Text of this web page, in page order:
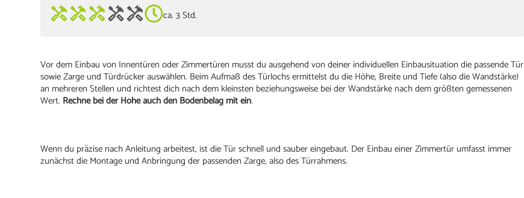
ca. 3 Std.
Vor dem Einbau von Innentüren oder Zimmertüren musst du ausgehend von deiner individuellen Einbausituation die passende Tür
sowie Zarge und Türdrücker auswählen. Beim Aufmaß des Türlochs ermittelst du die Höhe, Breite und Tiefe (also die Wandstärke)
an mehreren Stellen und richtest dich nach dem kleinsten beziehungsweise bei der Wandstärke nach dem größten gemessenen
Wert. Rechne bei der Höhe auch den Bodenbelag mit ein.
Wenn du präzise nach Anleitung arbeitest, ist die Tür schnell und sauber eingebaut. Der Einbau einer Zimmertür umfasst immer
zunächst die Montage und Anbringung der passenden Zarge, also des Türrahmens.